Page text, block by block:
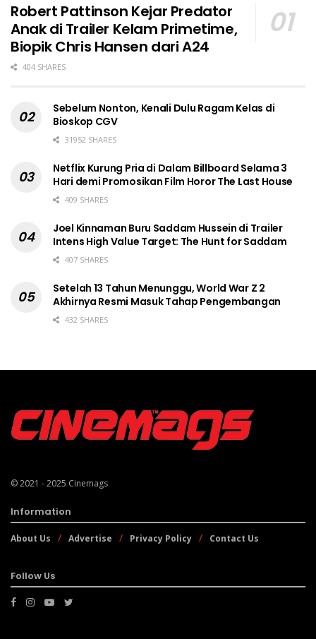
Robert Pattinson Kejar Predator
Anak di Trailer Kelam Primetime,
Biopik Chris Hansen dari A24
404 SHARES
Sebelum Nonton, Kenali Dulu Ragam Kelas di
Bioskop CGV
31952 SHARES
Netflix Kurung Pria di Dalam Billboard Selama 3
Hari demi Promosikan Film Horor The Last House
409 SHARES
Joel Kinnaman Buru Saddam Hussein di Trailer
Intens High Value Target: The Hunt for Saddam
407 SHARES
Setelah 13 Tahun Menunggu, World War Z 2
Akhirnya Resmi Masuk Tahap Pengembangan
432 SHARES
© 2021 - 2025 Cinemags
Information
About Us Advertise Privacy Policy Contact Us
Follow Us